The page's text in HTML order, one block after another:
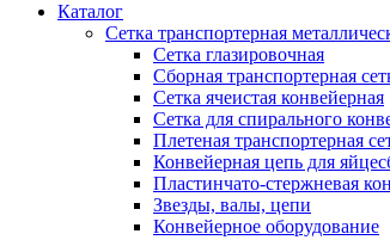
Каталог
Сетка транспортерная
Сетка глазировочная
Сборная транспортерная
Сетка ячеистая конвейерная
Сетка для спирального
Плетеная транспортерная
Конвейерная цепь для
Пластинчато-стержневая
Звезды, валы, цепи
Конвейерное оборудование